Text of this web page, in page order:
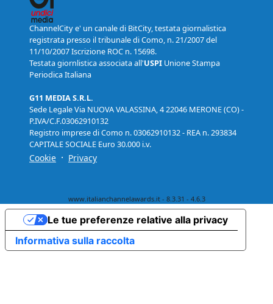
ChannelCity e' un canale di BitCity, testata giornalistica
registrata presso il tribunale di Como, n. 21/2007 del
11/10/2007 Iscrizione ROC n. 15698.
Testata giornlistica associata all'USPI Unione Stampa
Periodica Italiana
G11 MEDIA S.R.L.
Sede Legale Via NUOVA VALASSINA, 4 22046 MERONE (CO) -
P.IVA/C.F.03062910132
Registro imprese di Como n. 03062910132 - REA n. 293834
CAPITALE SOCIALE Euro 30.000 i.v.
Cookie · Privacy
www.italianchannelawards.it - 8.3.31 - 4.6.3
Informativa sulla raccolta
Le tue preferenze relative alla privacy